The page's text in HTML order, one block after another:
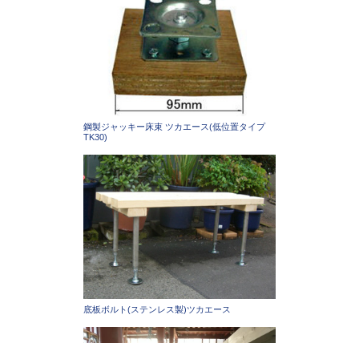
鋼製ジャッキー床束 ツカエース(低位置タイプ
TK30)
底板ボルト(ステンレス製)ツカエース